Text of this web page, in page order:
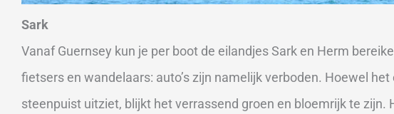
Sark
Vanaf Guernsey kun je per boot de eilandjes Sark en Herm
fietsers en wandelaars: auto’s zijn namelijk verboden. Hoewel
steenpuist uitziet, blijkt het verrassend groen en bloemrijk te zijn.